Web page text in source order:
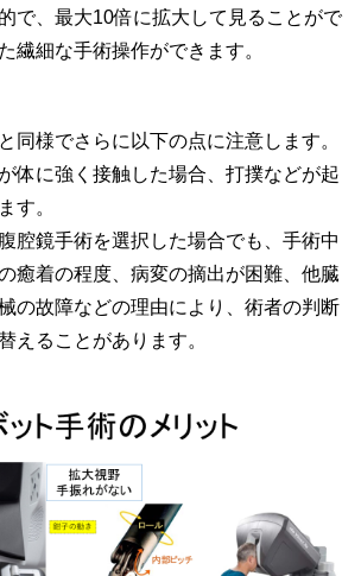
で、最大10倍に拡大して見ることがで
繊細な手術操作ができます。
同様でさらに以下の点に注意します。
体に強く接触した場合、打撲などが起
す。
腔鏡手術を選択した場合でも、手術中
癒着の程度、病変の摘出が困難、他臓
の故障などの理由により、術者の判断
えることがあります。